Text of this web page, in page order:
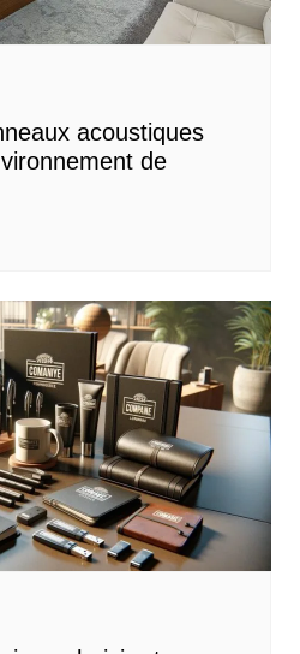
acoustiques
de